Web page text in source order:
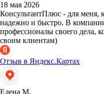
18 мая 2026
КонсультантПлюс - для меня,
надежно и быстро. В
профессионалы своего дела,
своим клиентам)
Отзыв в Яндекс.Картах
Елена М.